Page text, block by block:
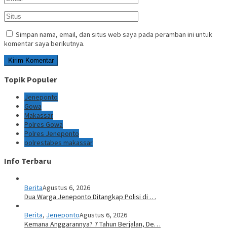
Simpan nama, email, dan situs web saya pada peramban ini untuk
komentar saya berikutnya.
Topik Populer
Jeneponto
Gowa
Makassar
Polres Gowa
Polres Jeneponto
polrestabes makassar
Info Terbaru
BeritaAgustus 6, 2026
Dua Warga Jeneponto Ditangkap Polisi di …
Berita, JenepontoAgustus 6, 2026
Kemana Anggarannya? 7 Tahun Berjalan, De…